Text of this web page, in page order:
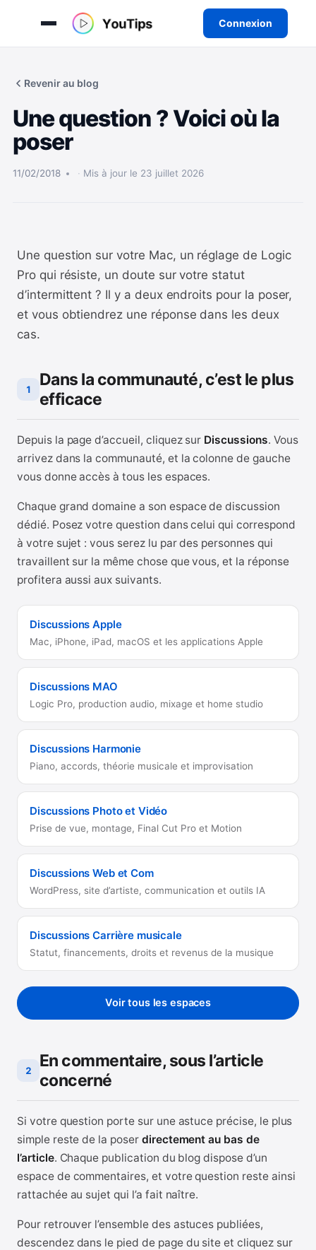
Connexion
Revenir au blog
Une question ? Voici où la
poser
11/02/2018 Mis à jour le 23 juillet 2026
Une question sur votre Mac, un réglage de Logic
Pro qui résiste, un doute sur votre statut
d’intermittent ? Il y a deux endroits pour la poser,
et vous obtiendrez une réponse dans les deux
cas.
1
Dans la communauté, c’est le plus
efficace
Depuis la page d’accueil, cliquez sur Discussions. Vous
arrivez dans la communauté, et la colonne de gauche
vous donne accès à tous les espaces.
Chaque grand domaine a son espace de discussion
dédié. Posez votre question dans celui qui correspond
à votre sujet : vous serez lu par des personnes qui
travaillent sur la même chose que vous, et la réponse
profitera aussi aux suivants.
Discussions Apple
Mac, iPhone, iPad, macOS et les applications Apple
Discussions MAO
Logic Pro, production audio, mixage et home studio
Discussions Harmonie
Piano, accords, théorie musicale et improvisation
Discussions Photo et Vidéo
Prise de vue, montage, Final Cut Pro et Motion
Discussions Web et Com
WordPress, site d’artiste, communication et outils IA
Discussions Carrière musicale
Statut, financements, droits et revenus de la musique
Voir tous les espaces
2
En commentaire, sous l’article
concerné
Si votre question porte sur une astuce précise, le plus
simple reste de la poser directement au bas de
l’article. Chaque publication du blog dispose d’un
espace de commentaires, et votre question reste ainsi
rattachée au sujet qui l’a fait naître.
Pour retrouver l’ensemble des astuces publiées,
descendez dans le pied de page du site et cliquez sur